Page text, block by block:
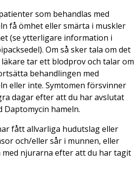
som behandlas med
få ömhet eller smärta i muskler
(se ytterligare information i
Om så sker tala om det
tar ett blodprov och talar om
behandlingen med
eller inte. Symtomen försvinner
dagar efter att du har avslutat
Daptomycin hameln.
fått allvarliga hudutslag eller
och/eller sår i munnen, eller
njurarna efter att du har tagit